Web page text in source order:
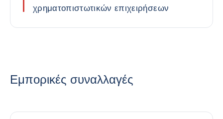
χρηματοπιστωτικών επιχειρήσεων
Εμπορικές συναλλαγές